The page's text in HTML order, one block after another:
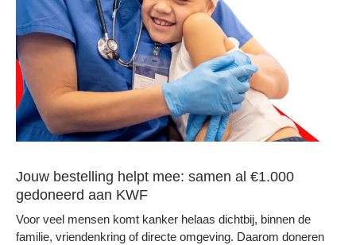
Jouw bestelling helpt mee: samen al €1.000
gedoneerd aan KWF
Voor veel mensen komt kanker helaas dichtbij, binnen de
familie, vriendenkring of directe omgeving. Daarom doneren